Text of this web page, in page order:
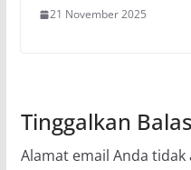
21 November 2025
Tinggalkan
Alamat email Anda